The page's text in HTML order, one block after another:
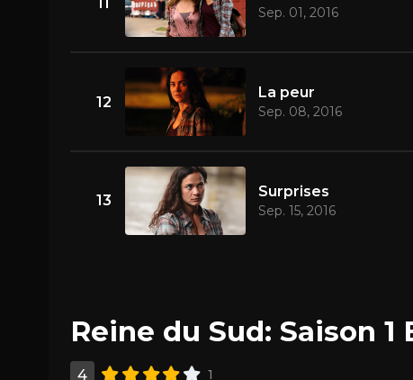
Sep. 01, 2016
12
La peur
Sep. 08, 2016
13
Surprises
Sep. 15, 2016
Reine du Sud: Saison 1
4 1